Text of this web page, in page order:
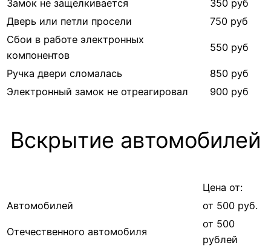
Замок не защелкивается
350 руб
Дверь или петли просели
750 руб
Сбои в работе электронных
компонентов
550 руб
Ручка двери сломалась
850 руб
Электронный замок не отреагировал
900 руб
Вскрытие автомобилей
Цена от:
Автомобилей
от 500 руб.
Отечественного автомобиля
от 500
рублей